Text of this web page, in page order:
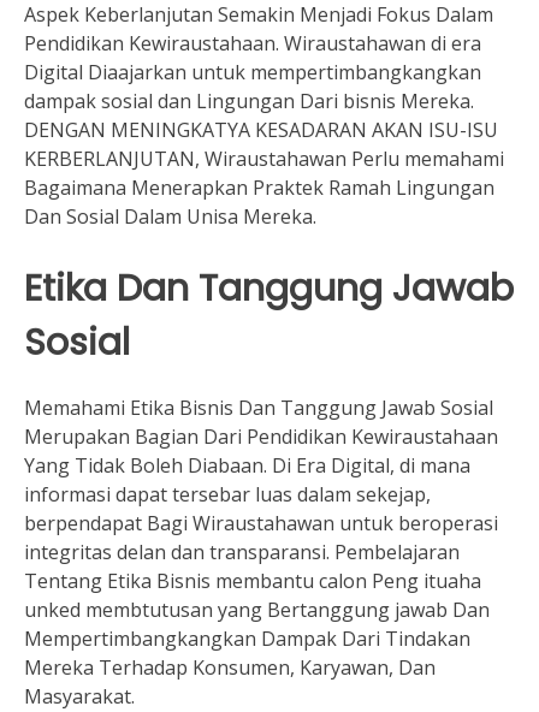
Aspek Keberlanjutan Semakin Menjadi Fokus Dalam
Pendidikan Kewiraustahaan. Wiraustahawan di era
Digital Diaajarkan untuk mempertimbangkangkan
dampak sosial dan Lingungan Dari bisnis Mereka.
DENGAN MENINGKATYA KESADARAN AKAN ISU-ISU
KERBERLANJUTAN, Wiraustahawan Perlu memahami
Bagaimana Menerapkan Praktek Ramah Lingungan
Dan Sosial Dalam Unisa Mereka.
Etika Dan Tanggung Jawab
Sosial
Memahami Etika Bisnis Dan Tanggung Jawab Sosial
Merupakan Bagian Dari Pendidikan Kewiraustahaan
Yang Tidak Boleh Diabaan. Di Era Digital, di mana
informasi dapat tersebar luas dalam sekejap,
berpendapat Bagi Wiraustahawan untuk beroperasi
integritas delan dan transparansi. Pembelajaran
Tentang Etika Bisnis membantu calon Peng ituaha
unked membtutusan yang Bertanggung jawab Dan
Mempertimbangkangkan Dampak Dari Tindakan
Mereka Terhadap Konsumen, Karyawan, Dan
Masyarakat.